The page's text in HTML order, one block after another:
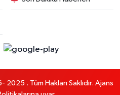
. Tüm Hakları Saklıdır. Ajans